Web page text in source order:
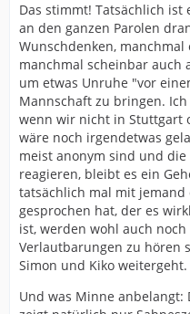
Das stimmt! Tatsächlich ist
an den ganzen Parolen
Wunschdenken,
manchmal scheinbar auch
um etwas Unruhe "vor
Mannschaft zu bringen.
wenn wir nicht in Stuttgart
wäre noch irgendetwas
meist anonym sind und
reagieren, bleibt es ein
tatsächlich mal mit jemand
gesprochen hat, der es
ist, werden wohl auch
Verlautbarungen zu hören
Simon und Kiko weitergeht.
Und was Minne anbelangt: